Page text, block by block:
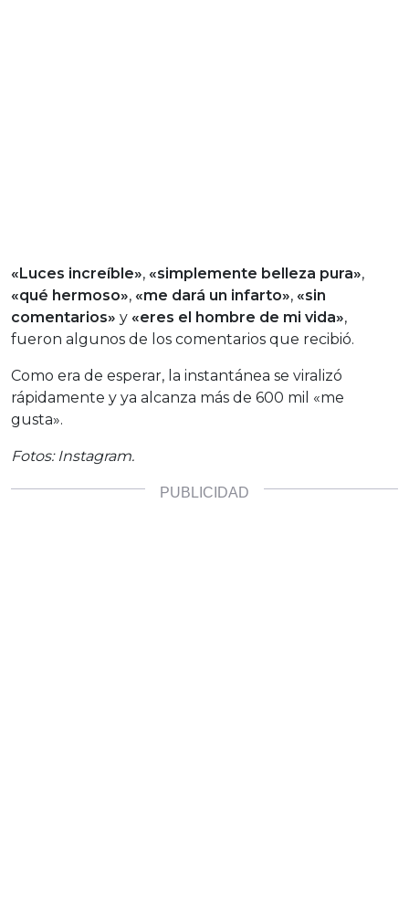
«Luces increíble», «simplemente belleza pura»,
«qué hermoso», «me dará un infarto», «sin
comentarios» y «eres el hombre de mi vida»,
fueron algunos de los comentarios que recibió.
Como era de esperar, la instantánea se viralizó
rápidamente y ya alcanza más de 600 mil «me
gusta».
Fotos: Instagram.